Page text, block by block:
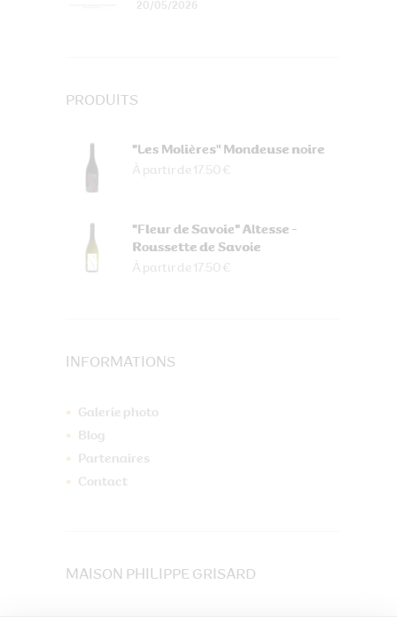
20/05/2026
PRODUITS
"Les Molières" Mondeuse noire
À partir de 17.50 €
"Fleur de Savoie" Altesse -
Roussette de Savoie
À partir de 17.50 €
INFORMATIONS
Galerie photo
Blog
Partenaires
Contact
MAISON PHILIPPE GRISARD